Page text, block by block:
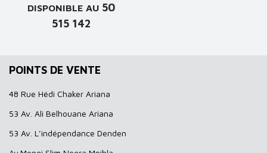
DISPONIBLE AU 50
515 142
POINTS DE VENTE
48 Rue Hédi Chaker Ariana
53 Av. Ali Belhouane Ariana
53 Av. L’indépendance Denden